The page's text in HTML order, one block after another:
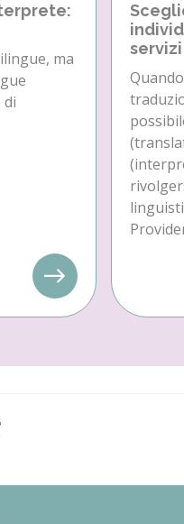
ma